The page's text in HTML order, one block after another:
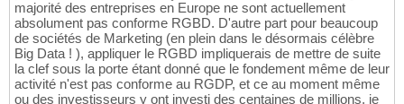
majorité des entreprises en Europe ne sont actuellement
absolument pas conforme RGBD. D'autre part pour beaucoup
de sociétés de Marketing (en plein dans le désormais célèbre
Big Data ! ), appliquer le RGBD impliquerais de mettre de suite
la clef sous la porte étant donné que le fondement même de leur
activité n'est pas conforme au RGDP, et ce au moment même
ou des investisseurs y ont investi des centaines de millions, je